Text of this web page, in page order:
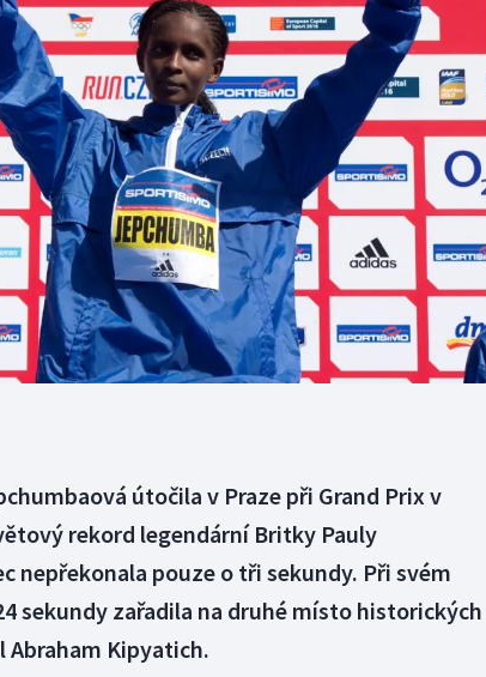
Moderní pětiboj
Motorsport
Olympijské hry
Parasport
Plavání
Plážový volejbal
Triatlon
Veslování
Vodní slalom
Volejbal
Ostatní
útočila v Praze při Grand Prix v
rekord legendární Britky Pauly
nepřekonala pouze o tři sekundy. Při svém
sekundy zařadila na druhé místo historických
Kipyatich.